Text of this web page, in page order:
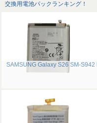
交換用電池パックランキング！
SAMSUNG Galaxy S26 SM-